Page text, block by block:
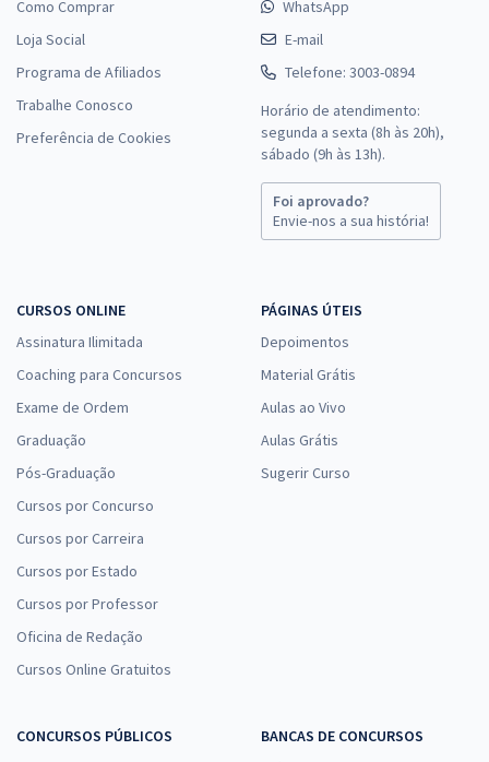
Como Comprar
Loja Social
Programa de Afiliados
Trabalhe Conosco
Preferência de Cookies
WhatsApp
E-mail
Telefone: 3003-0894
Horário de atendimento:
segunda a sexta (8h às 20h),
sábado (9h às 13h).
Foi aprovado?
Envie-nos a sua história!
CURSOS ONLINE
Assinatura Ilimitada
Coaching para Concursos
Exame de Ordem
Graduação
Pós-Graduação
Cursos por Concurso
Cursos por Carreira
Cursos por Estado
Cursos por Professor
Oficina de Redação
Cursos Online Gratuitos
PÁGINAS ÚTEIS
Depoimentos
Material Grátis
Aulas ao Vivo
Aulas Grátis
Sugerir Curso
CONCURSOS PÚBLICOS
BANCAS DE CONCURSOS